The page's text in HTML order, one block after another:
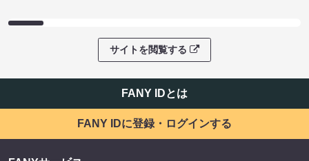
サイトを閲覧する
FANY IDとは
FANY IDに登録・ログインする